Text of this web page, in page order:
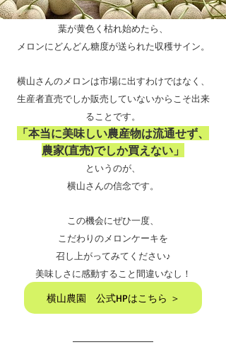
葉が黄色く枯れ始めたら、
メロンにどんどん糖度が送られた収穫サイン。
横山さんのメロンは市場に出すわけではなく、
生産者直売でしか販売していないからこそ出来
ることです。
「本当に美味しい農産物は流通せず、
農家(直売)でしか買えない」
というのが、
横山さんの信念です。
この機会にぜひ一度、
こだわりのメロンケーキを
召し上がってみてください♪
美味しさに感動すること間違いなし！
横山農園 公式HPはこちら ＞